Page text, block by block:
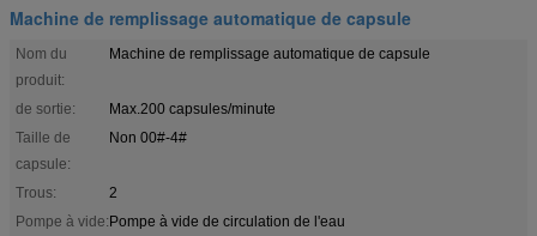
Machine de remplissage automatique de capsule
Nom du
produit:
Machine de remplissage automatique de capsule
de sortie:
Max.200 capsules/minute
Taille de
capsule:
Non 00#-4#
Trous:
2
Pompe à vide:Pompe à vide de circulation de l'eau